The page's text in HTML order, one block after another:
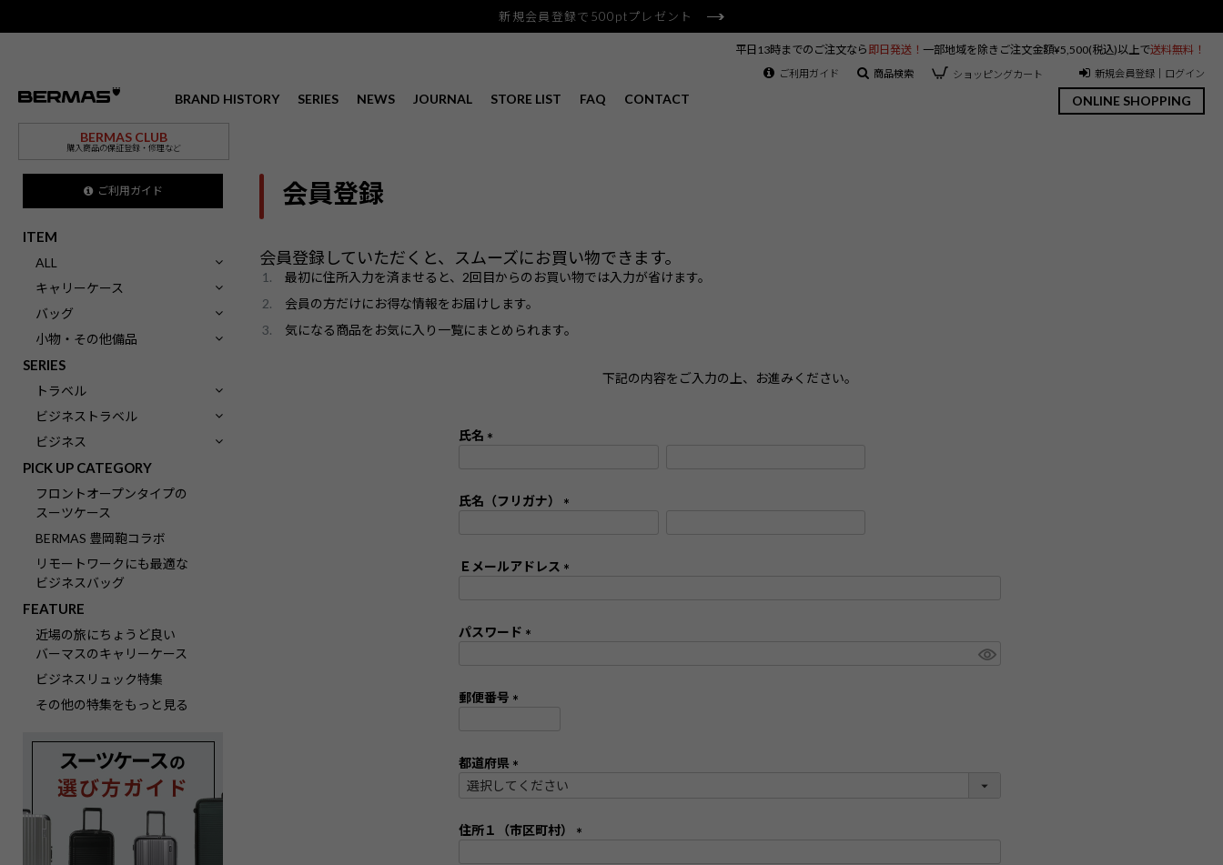
新規会員登録で500ptプレゼント
BRAND HISTORY SERIES NEWS JOURNAL STORE LIST FAQ CONTACT
BERMAS CLUB
購入商品の保証登録・修理など
ONLINE SHOPPING
平日13時までのご注文なら 即日発送！ 一部地域を除きご注文金額¥5,500(税込)以上で送料無料！
ご利用ガイド 商品検索 ショッピングカート 新規会員登録｜ログイン
ご利用ガイド
ITEM
ALL
キャリーケース
バッグ
小物・その他備品
SERIES
トラベル
ビジネストラベル
ビジネス
PICK UP CATEGORY
フロントオープンタイプの
スーツケース
BERMAS 豊岡鞄コラボ
リモートワークにも最適な
ビジネスバッグ
FEATURE
近場の旅にちょうど良い
バーマスのキャリーケース
ビジネスリュック特集
その他の特集をもっと見る
会員登録
会員登録していただくと、スムーズにお買い物できます。
最初に住所入力を済ませると、2回目からのお買い物では入力が省けます。
会員の方だけにお得な情報をお届けします。
気になる商品をお気に入り一覧にまとめられます。
下記の内容をご入力の上、お進みください。
氏名
須
氏名（フリガナ）
須
Ｅメールアドレス
パスワード
郵便番号
須
)
都道府県
(
須
住所１（市区町村）